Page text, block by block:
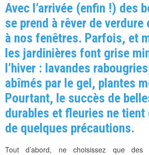
Avec l’arrivée (enfin !) des
se prend à rêver de verdure
à nos fenêtres. Parfois, et
les jardinières font grise
l’hiver : lavandes
abîmés par le gel, plantes
Pourtant, le succès de
durables et fleuries ne tient
de quelques précautions.
Tout d’abord, ne choisissez que des